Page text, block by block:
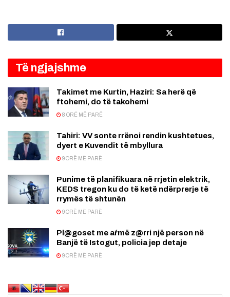
Të ngjajshme
Takimet me Kurtin, Haziri: Sa herë që
ftohemi, do të takohemi
8 ORË MË PARË
Tahiri: VV sonte rrënoi rendin kushtetues,
dyert e Kuvendit të mbyllura
9 ORË MË PARË
Punime të planifikuara në rrjetin elektrik,
KEDS tregon ku do të ketë ndërprerje të
rrymës të shtunën
9 ORË MË PARË
Pl@goset me aŕmë z@rri një person në
Banjë të Istogut, policia jep detaje
9 ORË MË PARË